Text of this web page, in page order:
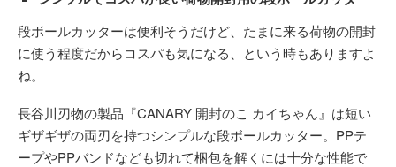
段ボールカッターは便利そうだけど、たまに来る荷物の開封
に使う程度だからコスパも気になる、という時もありますよ
ね。
長谷川刃物の製品『CANARY 開封のこ カイちゃん』は短い
ギザギザの両刃を持つシンプルな段ボールカッター。PPテ
ープやPPバンドなども切れて梱包を解くには十分な性能で